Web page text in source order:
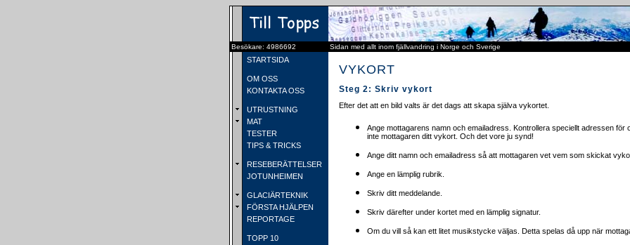
Besökare: 4986692 Sidan med allt inom fjällvandring i Norge och Sverige
STARTSIDA
OM OSS
KONTAKTA OSS
UTRUSTNING
MAT
TESTER
TIPS & TRICKS
RESEBERÄTTELSER
JOTUNHEIMEN
GLACIÄRTEKNIK
FÖRSTA HJÄLPEN
REPORTAGE
TOPP 10
VYKORT
Steg 2: Skriv vykort
Efter det att en bild valts är det dags att skapa själva vykortet.
Ange mottagarens namn och emailadress. Kontrollera speciellt adressen för
inte mottagaren ditt vykort. Och det vore ju synd!
Ange ditt namn och emailadress så att mottagaren vet vem som skickat
Ange en lämplig rubrik.
Skriv ditt meddelande.
Skriv därefter under kortet med en lämplig signatur.
Om du vill så kan ett litet musikstycke väljas. Detta spelas då upp när